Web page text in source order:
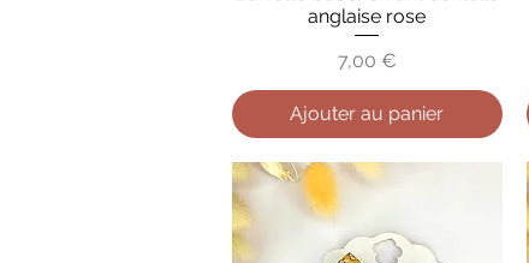
anglaise rose
Prix
7,00 €
Ajouter au panier